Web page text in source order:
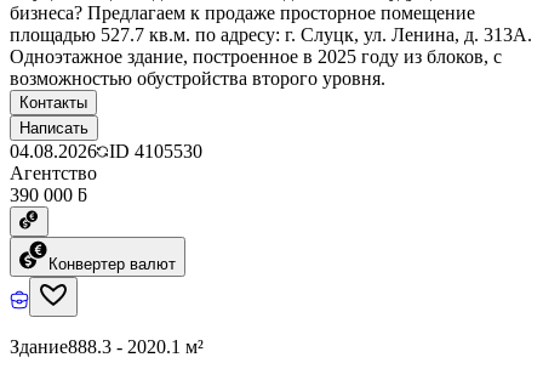
бизнеса? Предлагаем к продаже просторное помещение
площадью 527.7 кв.м. по адресу: г. Слуцк, ул. Ленина, д. 313А.
Одноэтажное здание, построенное в 2025 году из блоков, с
возможностью обустройства второго уровня.
Контакты
Написать
04.08.2026 ID 4105530
Агентство
390 000 ƃ
Конвертер валют
Здание888.3 - 2020.1 м²